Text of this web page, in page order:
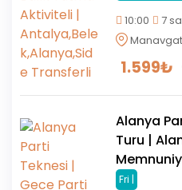
10:00
7
1.599₺
Alanya
Turu |
Fri |